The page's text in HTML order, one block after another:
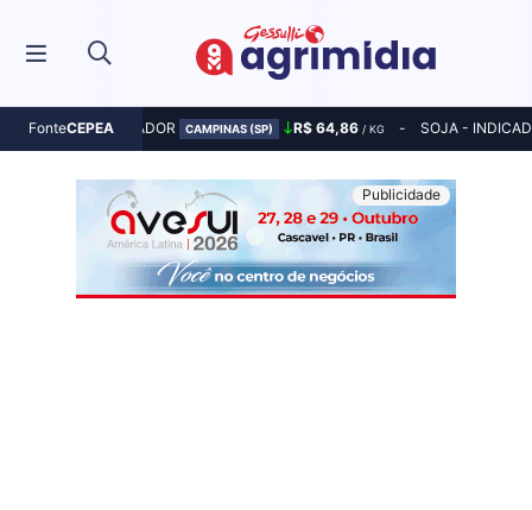
FonteCEPEA
MILHO - INDICADOR CAMPINAS (SP) R$ 64,86 / KG SOJA -